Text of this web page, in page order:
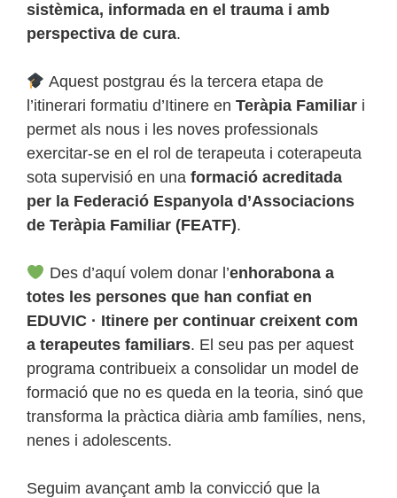
sistèmica, informada en el trauma i amb
perspectiva de cura.
Aquest postgrau és la tercera etapa de
l’itinerari formatiu d’Itinere en Teràpia Familiar i
permet als nous i les noves professionals
exercitar-se en el rol de terapeuta i coterapeuta
sota supervisió en una formació acreditada
per la Federació Espanyola d’Associacions
de Teràpia Familiar (FEATF).
Des d’aquí volem donar l’enhorabona a
totes les persones que han confiat en
EDUVIC · Itinere per continuar creixent com
a terapeutes familiars. El seu pas per aquest
programa contribueix a consolidar un model de
formació que no es queda en la teoria, sinó que
transforma la pràctica diària amb famílies, nens,
nenes i adolescents.
Seguim avançant amb la convicció que la